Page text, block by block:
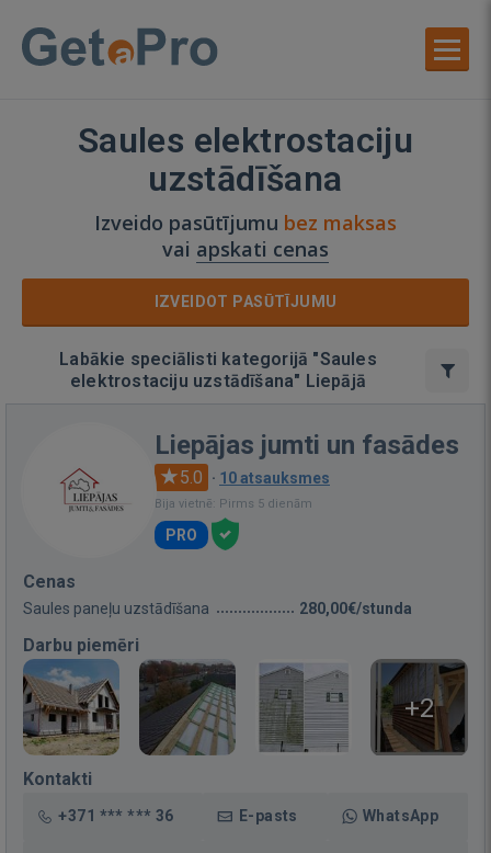
Saules elektrostaciju
uzstādīšana
Izveido pasūtījumu bez maksas
vai apskati cenas
IZVEIDOT PASŪTĪJUMU
Labākie speciālisti kategorijā "Saules
elektrostaciju uzstādīšana" Liepājā
Liepājas jumti un fasādes
5.0 · 10 atsauksmes
Bija vietnē: Pirms 5 dienām
PRO
Cenas
Saules paneļu uzstādīšana 280,00€/stunda
Darbu piemēri
+2
Kontakti
+371 *** *** 36 E-pasts WhatsApp